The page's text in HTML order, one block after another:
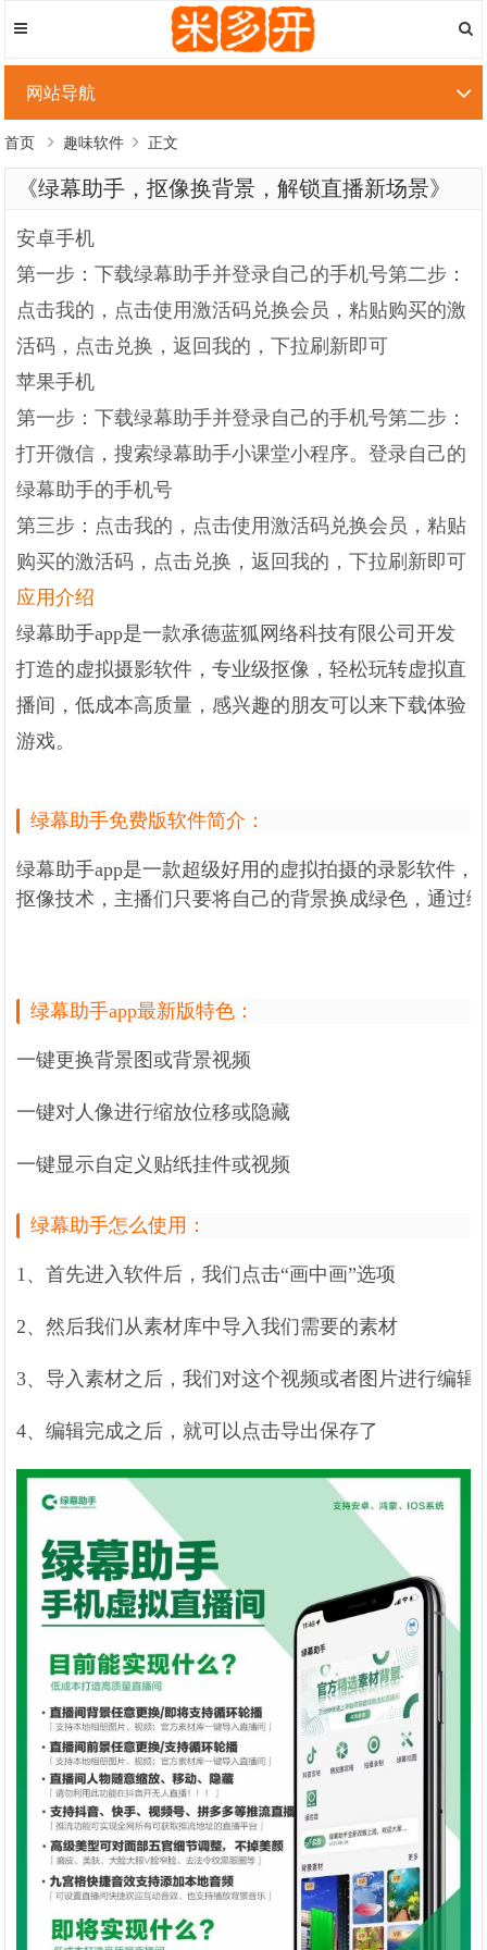
网站导航
首页 趣味软件 正文
《绿幕助手，抠像换背景，解锁直播新场景》
安卓手机
第一步：下载绿幕助手并登录自己的手机号第二步：
点击我的，点击使用激活码兑换会员，粘贴购买的激
活码，点击兑换，返回我的，下拉刷新即可
苹果手机
第一步：下载绿幕助手并登录自己的手机号第二步：
打开微信，搜索绿幕助手小课堂小程序。登录自己的
绿幕助手的手机号
第三步：点击我的，点击使用激活码兑换会员，粘贴
购买的激活码，点击兑换，返回我的，下拉刷新即可
应用介绍
绿幕助手app是一款承德蓝狐网络科技有限公司开发
打造的虚拟摄影软件，专业级抠像，轻松玩转虚拟直
播间，低成本高质量，感兴趣的朋友可以来下载体验
游戏。
绿幕助手免费版软件简介：
绿幕助手app是一款超级好用的虚拟拍摄的录影软件
抠像技术，主播们只要将自己的背景换成绿色，通过
绿幕助手app最新版特色：
一键更换背景图或背景视频
一键对人像进行缩放位移或隐藏
一键显示自定义贴纸挂件或视频
绿幕助手怎么使用：
1、首先进入软件后，我们点击“画中画”选项
2、然后我们从素材库中导入我们需要的素材
3、导入素材之后，我们对这个视频或者图片进行编辑
4、编辑完成之后，就可以点击导出保存了